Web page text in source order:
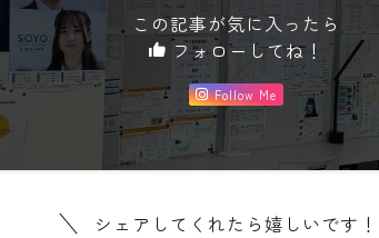
この記事が気に入ったら
フォローしてね！
Follow Me
シェアしてくれたら嬉しいです！